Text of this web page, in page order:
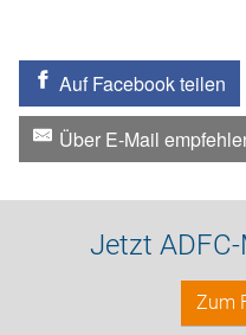
Auf Facebook teilen
Über E-Mail
Jetzt
Zum